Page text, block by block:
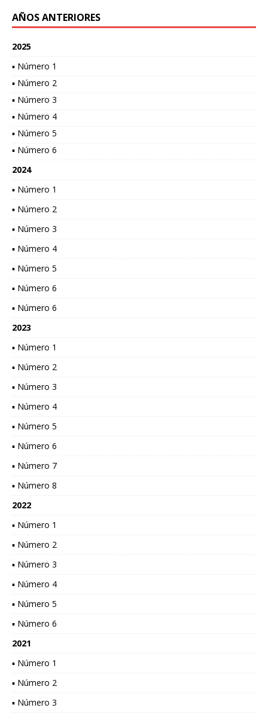
AÑOS ANTERIORES
2025
▪ Número 1
▪ Número 2
▪ Número 3
▪ Número 4
▪ Número 5
▪ Número 6
2024
▪ Número 1
▪ Número 2
▪ Número 3
▪ Número 4
▪ Número 5
▪ Número 6
▪ Número 6
2023
▪ Número 1
▪ Número 2
▪ Número 3
▪ Número 4
▪ Número 5
▪ Número 6
▪ Número 7
▪ Número 8
2022
▪ Número 1
▪ Número 2
▪ Número 3
▪ Número 4
▪ Número 5
▪ Número 6
2021
▪ Número 1
▪ Número 2
▪ Número 3